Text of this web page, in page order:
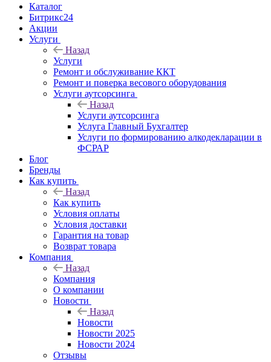
Каталог
Битрикс24
Акции
Услуги
Назад
Услуги
Ремонт и обслуживание ККТ
Ремонт и поверка весового оборудования
Услуги аутсорсинга
Назад
Услуги аутсорсинга
Услуга Главный Бухгалтер
Услуги по формированию алкодекларации в
ФСРАР
Блог
Бренды
Как купить
Назад
Как купить
Условия оплаты
Условия доставки
Гарантия на товар
Возврат товара
Компания
Назад
Компания
О компании
Новости
Назад
Новости
Новости 2025
Новости 2024
Отзывы